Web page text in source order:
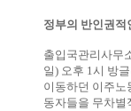
정부의 반인권적
출입국관리사무
일) 오후 1시 방
이동하던 이주노
동자들을 무차별